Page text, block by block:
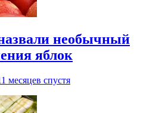
необычный
яблок
месяцев спустя